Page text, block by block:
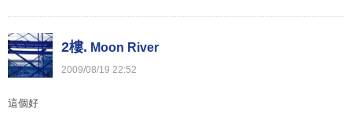
2樓. Moon River
2009/08/19 22:52
這個好